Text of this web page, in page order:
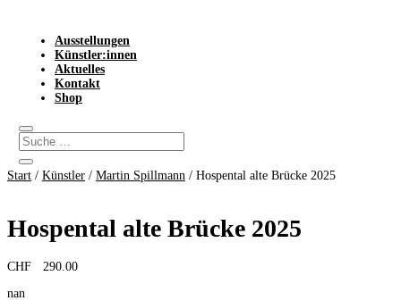
Ausstellungen
Künstler:innen
Aktuelles
Kontakt
Shop
Start / Künstler / Martin Spillmann / Hospental alte Brücke 2025
Hospental alte Brücke 2025
CHF
290.00
nan